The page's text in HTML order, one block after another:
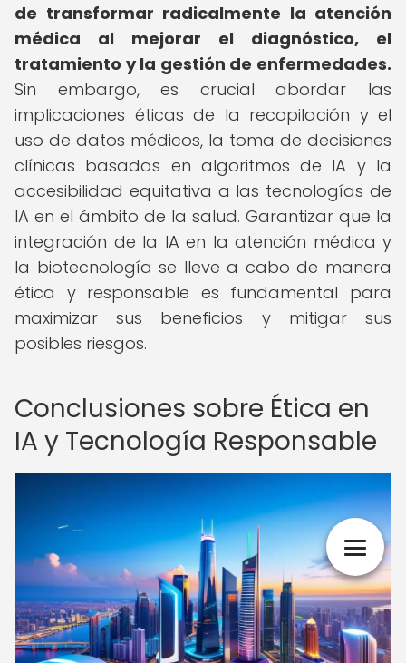
de transformar radicalmente la atención
médica al mejorar el diagnóstico, el
tratamiento y la gestión de enfermedades.
Sin embargo, es crucial abordar las
implicaciones éticas de la recopilación y el
uso de datos médicos, la toma de decisiones
clínicas basadas en algoritmos de IA y la
accesibilidad equitativa a las tecnologías de
IA en el ámbito de la salud. Garantizar que la
integración de la IA en la atención médica y
la biotecnología se lleve a cabo de manera
ética y responsable es fundamental para
maximizar sus beneficios y mitigar sus
posibles riesgos.
Conclusiones sobre Ética en
IA y Tecnología Responsable